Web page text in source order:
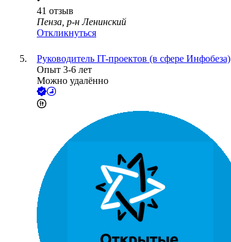
41 отзыв
Пенза, р-н Ленинский
Откликнуться
Руководитель IT-проектов (в сфере Инфобеза)
Опыт 3-6 лет
Можно удалённо